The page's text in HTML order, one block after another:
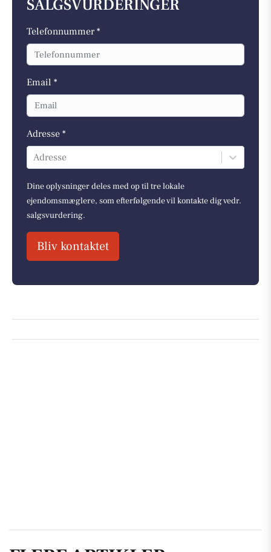
SALGSVURDERINGER
Telefonnummer *
Email *
Adresse *
Adresse
Dine oplysninger deles med op til tre lokale
ejendomsmæglere, som efterfølgende vil kontakte dig vedr.
salgsvurdering.
Bliv kontaktet